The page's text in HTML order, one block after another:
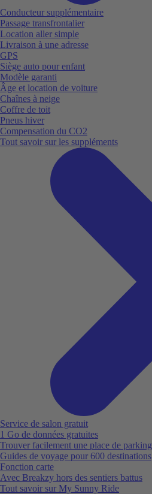
Conducteur supplémentaire
Passage transfrontalier
Location aller simple
Livraison à une adresse
GPS
Siège auto pour enfant
Modèle garanti
Âge et location de voiture
Chaînes à neige
Coffre de toit
Pneus hiver
Compensation du CO2
Tout savoir sur les suppléments
Service de salon gratuit
1 Go de données gratuites
Trouver facilement une place de parking
Guides de voyage pour 600 destinations
Fonction carte
Avec Breakzy hors des sentiers battus
Tout savoir sur My Sunny Ride